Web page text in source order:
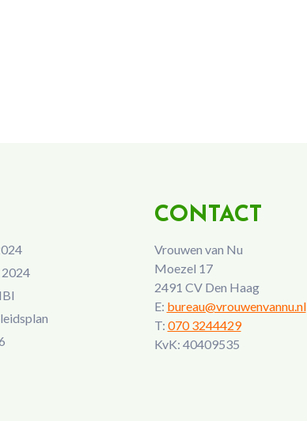
2024
CONTACT
Vrouwen van Nu
Moezel 17
2491 CV Den Haag
E: bureau@vrouwenvannu.nl
T: 070 3244429
KvK: 40409535